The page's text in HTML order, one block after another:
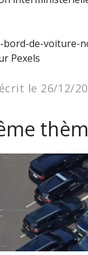
de-voiture-
Pexels
le 26/12/